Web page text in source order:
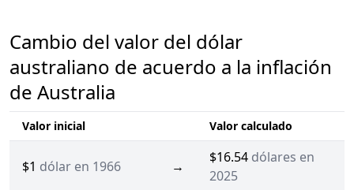
Cambio del valor del dólar
australiano de acuerdo a la inflación
de Australia
Valor inicial Valor calculado
$1 dólar en 1966 →
$16.54 dólares en
2025